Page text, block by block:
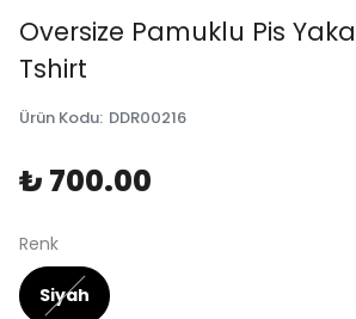
Oversize Pamuklu Pis
Tshirt
Ürün Kodu: DDR00216
₺ 700.00
Renk
Siyah